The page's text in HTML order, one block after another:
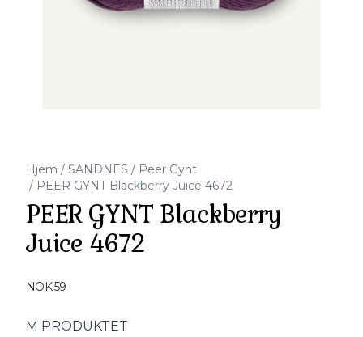
Hjem / SANDNES / Peer Gynt
/ PEER GYNT Blackberry Juice 4672
PEER GYNT Blackberry
Juice 4672
NOK 59
Description
M PRODUKTET